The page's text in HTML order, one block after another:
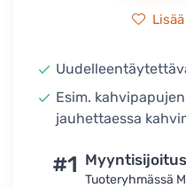
Esim.
jauhettaessa
#1 Myyntisijoitus
Tuoteryhmässä